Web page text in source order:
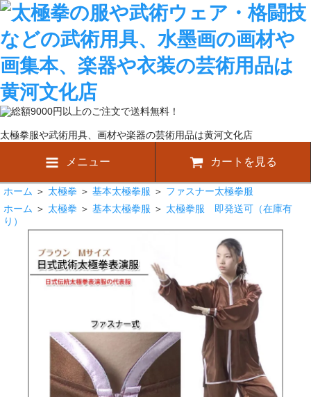
太極拳服や武術用具、画材や楽器の芸術用品は黄河文化店
メニュー カートを見る
ホーム ＞ 太極拳 ＞ 基本太極拳服 ＞ ファスナー太極拳服
ホーム ＞ 太極拳 ＞ 基本太極拳服 ＞ 太極拳服 即発送可（在庫有
り）